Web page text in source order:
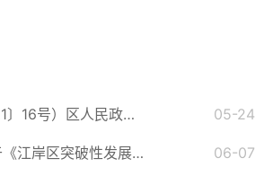
（岸政办〔2021〕16号）区人民政府办公室关于印发江岸区突破性发展数字经济实施方案的通知 05-24
图文解读：关于《江岸区突破性发展数字经济实施方案》的解读 06-07